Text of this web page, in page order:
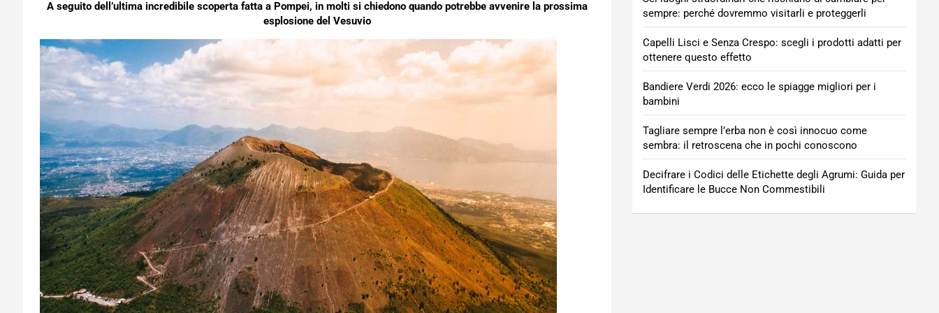
A seguito dell’ultima incredibile scoperta fatta a Pompei, in molti si chiedono quando potrebbe avvenire la prossima
esplosione del Vesuvio
sempre: perché dovremmo visitarli e proteggerli
Capelli Lisci e Senza Crespo: scegli i prodotti adatti per
ottenere questo effetto
Bandiere Verdi 2026: ecco le spiagge migliori per i
bambini
Tagliare sempre l’erba non è così innocuo come
sembra: il retroscena che in pochi conoscono
Decifrare i Codici delle Etichette degli Agrumi: Guida per
Identificare le Bucce Non Commestibili